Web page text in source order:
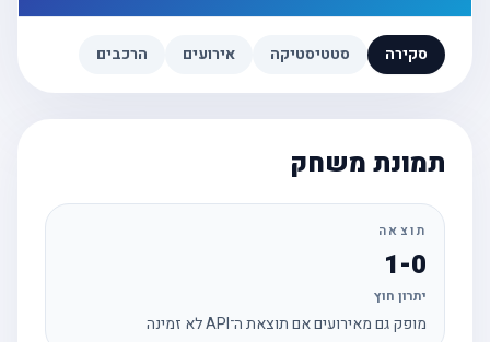
סקירה סטטיסטיקה אירועים הרכבים
תמונת משחק
תוצאה
1-0
יתרון חוץ
מופק גם מאירועים אם תוצאת ה־API לא זמינה